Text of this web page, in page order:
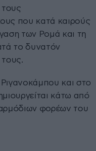
τους
που κατά καιρούς
των Ρομά και τη
το δυνατόν
τους.
και στο
κάτω από
φορέων του